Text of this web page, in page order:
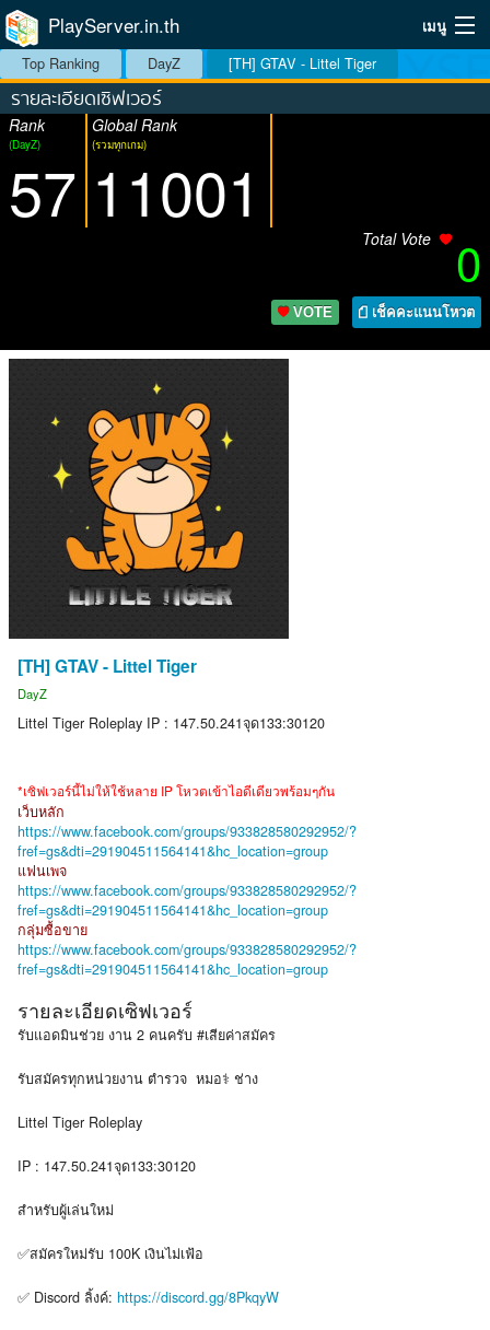
PlayServer.in.th เมนู
Home
Top Ranking Server
วิธีจัดอันดับ
ระบบสมาชิก
Top Ranking DayZ [TH] GTAV - Littel Tiger
รายละเอียดเซิฟเวอร์
Rank
(DayZ)
57
Global Rank
(รวมทุกเกม)
11001
Total Vote 0
VOTE เช็คคะแนนโหวต
[TH] GTAV - Littel Tiger
DayZ
Littel Tiger Roleplay IP : 147.50.241จุด133:30120
*เซิฟเวอร์นี้ไม่ให้ใช้หลาย IP โหวตเข้าไอดีเดียวพร้อมๆกัน
เว็บหลัก
https://www.facebook.com/groups/933828580292952/?
fref=gs&dti=291904511564141&hc_location=group
แฟนเพจ
https://www.facebook.com/groups/933828580292952/?
fref=gs&dti=291904511564141&hc_location=group
กลุ่มซื้อขาย
https://www.facebook.com/groups/933828580292952/?
fref=gs&dti=291904511564141&hc_location=group
รายละเอียดเซิฟเวอร์
รับแอดมินช่วย งาน 2 คนครับ #เสียค่าสมัคร
รับสมัครทุกหน่วยงาน ตำรวจ ‍ หมอ‍⚕️ ช่าง ‍
Littel Tiger Roleplay
IP : 147.50.241จุด133:30120
สำหรับผู้เล่นใหม่
✅สมัครใหม่รับ 100K เงินไม่เฟ้อ
✅ Discord ลิ้งค์: https://discord.gg/8PkqyW